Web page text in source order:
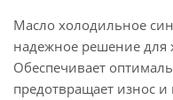
Масло холодильное
надежное решение для
Обеспечивает
предотвращает износ